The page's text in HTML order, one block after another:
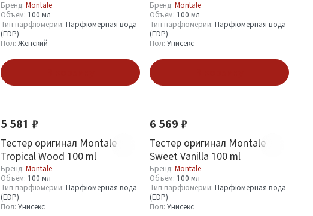
Бренд: Montale
Объём: 100 мл
Тип парфюмерии: Парфюмерная вода
(EDP)
Пол: Женский
Бренд: Montale
Объём: 100 мл
Тип парфюмерии: Парфюмерная вода
(EDP)
Пол: Унисекс
5 581 ₽
Тестер оригинал Montale
Tropical Wood 100 ml
Бренд: Montale
Объём: 100 мл
Тип парфюмерии: Парфюмерная вода
(EDP)
Пол: Унисекс
6 569 ₽
Тестер оригинал Montale
Sweet Vanilla 100 ml
Бренд: Montale
Объём: 100 мл
Тип парфюмерии: Парфюмерная вода
(EDP)
Пол: Унисекс